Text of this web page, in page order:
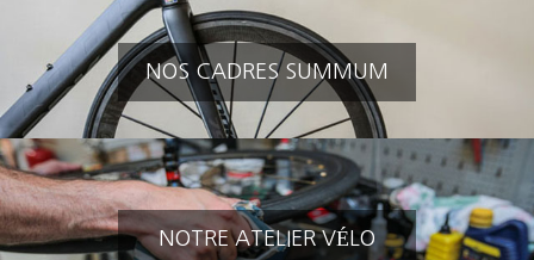
NOS CADRES SUMMUM
NOTRE ATELIER VÉLO